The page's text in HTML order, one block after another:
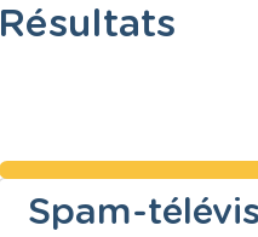
Résultats
Spam-